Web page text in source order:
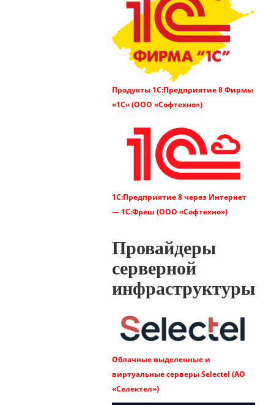
Продукты 1C:Предприятие 8 Фирмы
«1С» (ООО «Софтехно»)
1C:Предприятие 8 через Интернет
— 1С:Фреш (ООО «Софтехно»)
Провайдеры
серверной
инфраструктуры
Облачные выделенные и
виртуальные серверы Selectel (АО
«Селектел»)